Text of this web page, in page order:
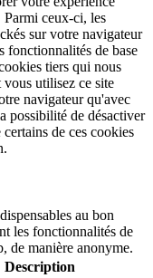
Parmi ceux-ci, les
sur votre navigateur
fonctionnalités de base
tiers qui nous
vous utilisez ce site
navigateur qu'avec
possibilité de désactiver
de ces cookies
au bon
les fonctionnalités de
de manière anonyme.
Description